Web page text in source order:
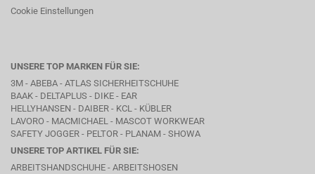
Cookie Einstellungen
UNSERE TOP MARKEN FÜR SIE:
3M - ABEBA - ATLAS SICHERHEITSCHUHE
BAAK - DELTAPLUS - DIKE - EAR
HELLYHANSEN - DAIBER - KCL - KÜBLER
LAVORO - MACMICHAEL - MASCOT WORKWEAR
SAFETY JOGGER - PELTOR - PLANAM - SHOWA
UNSERE TOP ARTIKEL FÜR SIE:
ARBEITSHANDSCHUHE - ARBEITSHOSEN